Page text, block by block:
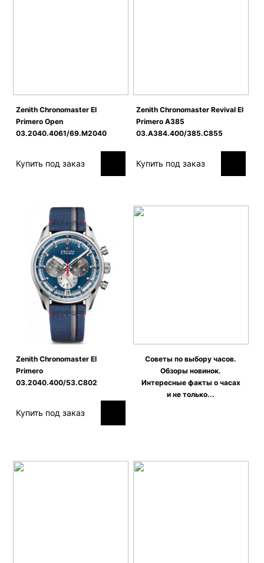
Zenith Сhronomaster El
Primero Open
03.2040.4061/69.M2040
Купить под заказ
Zenith Chronomaster Revival El
Primero A385
03.A384.400/385.C855
Купить под заказ
Zenith Сhronomaster El
Primero
03.2040.400/53.C802
Купить под заказ
Советы по выбору часов.
Обзоры новинок.
Интересные факты о часах
и не только...